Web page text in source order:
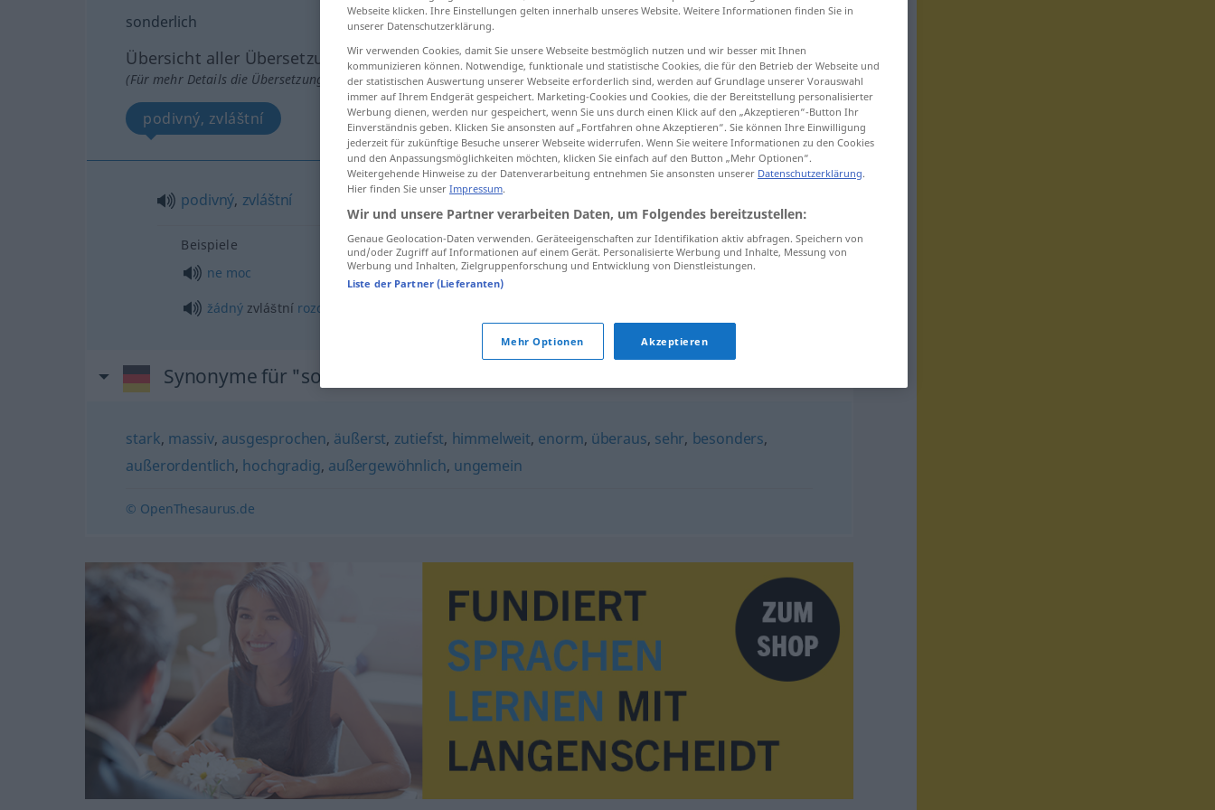
sonderlich
Übersicht aller Übersetzungen
(Für mehr Details die Übersetzung anklicken/antippen)
podivný, zvláštní
podivný, zvláštní
Beispiele
ne moc nicht sonderlichUMG
žádnýzvláštní rozdíl
Synonyme für "sonderlich"
stark, massiv, ausgesprochen, äußerst, zutiefst, himmelweit, enorm, überaus, sehr, besonders,
außerordentlich, hochgradig, außergewöhnlich, ungemein
© OpenThesaurus.de
Webseite klicken. Ihre Einstellungen gelten innerhalb unseres Website. Weitere Informationen finden Sie in
unserer Datenschutzerklärung.
Wir verwenden Cookies, damit Sie unsere Webseite bestmöglich nutzen und wir besser mit Ihnen
kommunizieren können. Notwendige, funktionale und statistische Cookies, die für den Betrieb der Webseite und
der statistischen Auswertung unserer Webseite erforderlich sind, werden auf Grundlage unserer Vorauswahl
immer auf Ihrem Endgerät gespeichert. Marketing-Cookies und Cookies, die der Bereitstellung personalisierter
Werbung dienen, werden nur gespeichert, wenn Sie uns durch einen Klick auf den „Akzeptieren“-Button Ihr
Einverständnis geben. Klicken Sie ansonsten auf „Fortfahren ohne Akzeptieren“. Sie können Ihre Einwilligung
jederzeit für zukünftige Besuche unserer Webseite widerrufen. Wenn Sie weitere Informationen zu den Cookies
und den Anpassungsmöglichkeiten möchten, klicken Sie einfach auf den Button „Mehr Optionen“.
Weitergehende Hinweise zu der Datenverarbeitung entnehmen Sie ansonsten unserer Datenschutzerklärung.
Hier finden Sie unser Impressum.
Wir und unsere Partner verarbeiten Daten, um Folgendes bereitzustellen:
Genaue Geolocation-Daten verwenden. Geräteeigenschaften zur Identifikation aktiv abfragen. Speichern von
und/oder Zugriff auf Informationen auf einem Gerät. Personalisierte Werbung und Inhalte, Messung von
Werbung und Inhalten, Zielgruppenforschung und Entwicklung von Dienstleistungen.
Liste der Partner (Lieferanten)
Mehr Optionen Akzeptieren